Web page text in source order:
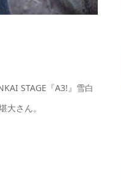
STAGE『A3!』雪白
さん。